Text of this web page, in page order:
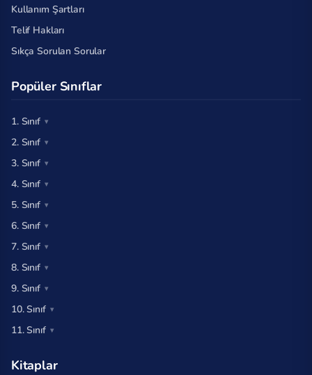
Kullanım Şartları
Telif Hakları
Sıkça Sorulan Sorular
Popüler Sınıflar
1. Sınıf
2. Sınıf
3. Sınıf
4. Sınıf
5. Sınıf
6. Sınıf
7. Sınıf
8. Sınıf
9. Sınıf
10. Sınıf
11. Sınıf
Kitaplar